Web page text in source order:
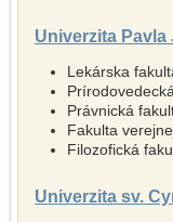
Univerzita
Lekárska
Právnická
Fakulta
Filozofická
Univerzita sv.